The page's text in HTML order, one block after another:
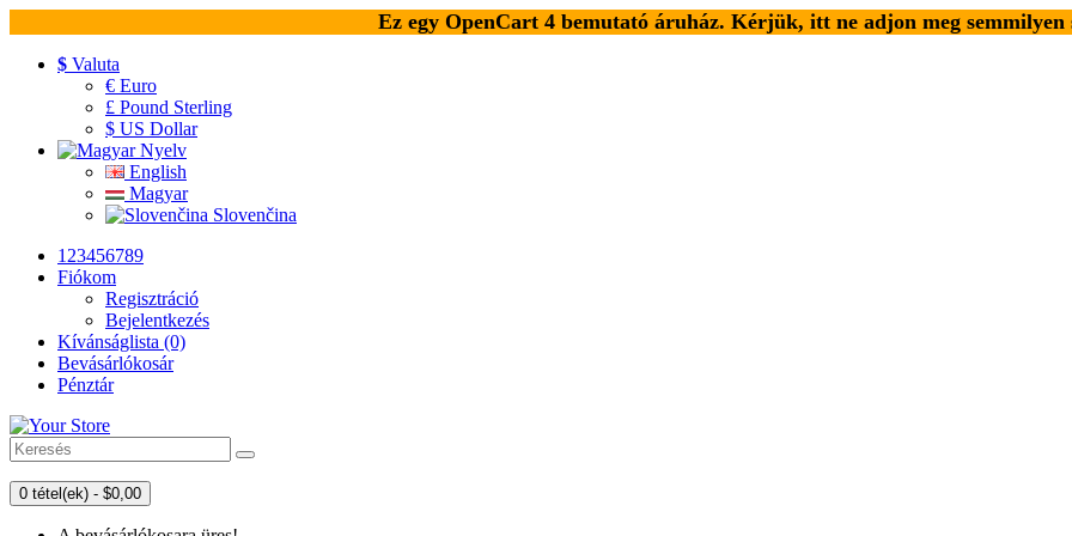
Ez egy OpenCart 4 bemutató áruház. Kérjük, itt ne adjon meg semmilyen
$ Valuta
€ Euro
£ Pound Sterling
$ US Dollar
Nyelv
English
Magyar
Slovenčina
123456789
Fiókom
Regisztráció
Bejelentkezés
Kívánságlista (0)
Bevásárlókosár
Pénztár
0 tétel(ek) - $0,00